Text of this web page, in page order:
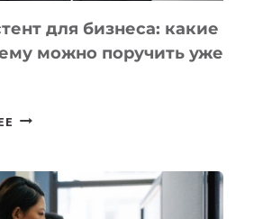
для бизнеса: какие
можно поручить уже
ИИ-
БИЗНЕСА:
КАКИЕ